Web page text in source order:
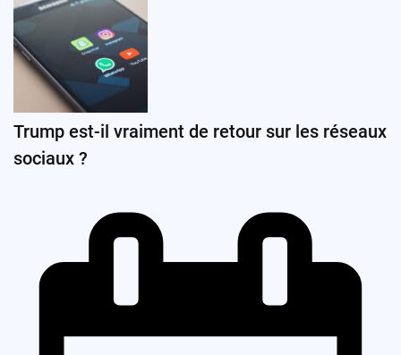
Trump est-il vraiment de retour sur les réseaux
sociaux ?